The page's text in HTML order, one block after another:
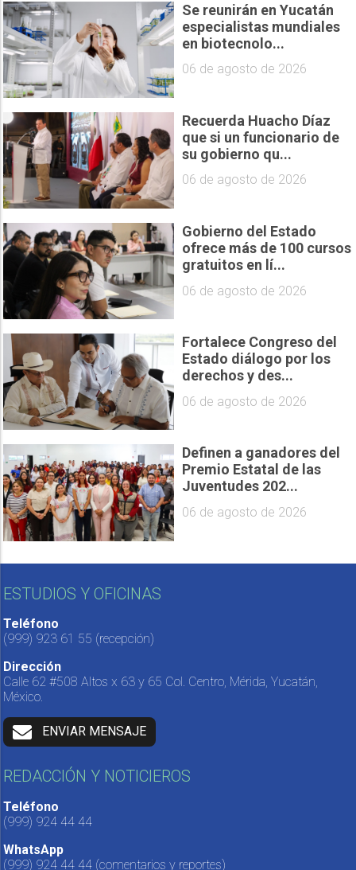
Se reunirán en Yucatán
especialistas mundiales
en biotecnolo...
06 de agosto de 2026
Recuerda Huacho Díaz
que si un funcionario de
su gobierno qu...
06 de agosto de 2026
Gobierno del Estado
ofrece más de 100 cursos
gratuitos en lí...
06 de agosto de 2026
Fortalece Congreso del
Estado diálogo por los
derechos y des...
06 de agosto de 2026
Definen a ganadores del
Premio Estatal de las
Juventudes 202...
06 de agosto de 2026
ESTUDIOS Y OFICINAS
Teléfono
(999) 923 61 55 (recepción)
Dirección
Calle 62 #508 Altos x 63 y 65 Col. Centro, Mérida, Yucatán,
México.
ENVIAR MENSAJE
REDACCIÓN Y NOTICIEROS
Teléfono
(999) 924 44 44
WhatsApp
(999) 924 44 44 (comentarios y reportes)